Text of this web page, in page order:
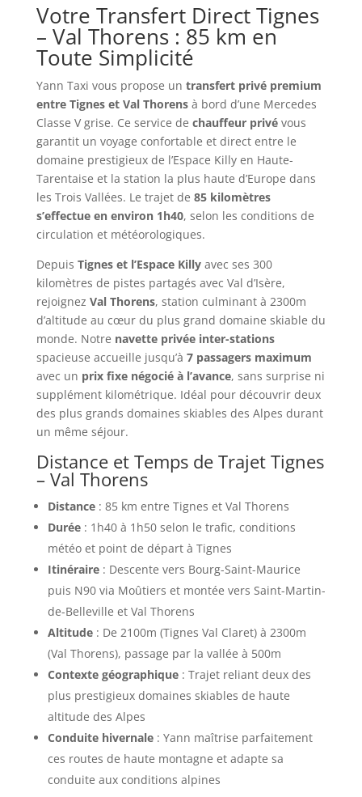
Votre Transfert Direct Tignes
– Val Thorens : 85 km en
Toute Simplicité
Yann Taxi vous propose un transfert privé premium
entre Tignes et Val Thorensà bord d’une Mercedes
Classe V grise. Ce service de chauffeur privévous
garantit un voyage confortable et direct entre le
domaine prestigieux de l’Espace Killy en Haute-
Tarentaise et la station la plus haute d’Europe dans
les Trois Vallées. Le trajet de 85 kilomètres
s’effectue en environ 1h40, selon les conditions de
circulation et météorologiques.
Depuis Tignes et l’Espace Killyavec ses 300
kilomètres de pistes partagés avec Val d’Isère,
rejoignez Val Thorens, station culminant à 2300m
d’altitude au cœur du plus grand domaine skiable du
monde. Notre navette privée inter-stations
spacieuse accueille jusqu’à 7 passagers maximum
avec un prix fixe négocié à l’avance, sans surprise ni
supplément kilométrique. Idéal pour découvrir deux
des plus grands domaines skiables des Alpes durant
un même séjour.
Distance et Temps de Trajet Tignes
– Val Thorens
Distance: 85 km entre Tignes et Val Thorens
Durée: 1h40 à 1h50 selon le trafic, conditions
météo et point de départ à Tignes
Itinéraire: Descente vers Bourg-Saint-Maurice
puis N90 via Moûtiers et montée vers Saint-Martin-
de-Belleville et Val Thorens
Altitude: De 2100m (Tignes Val Claret) à 2300m
(Val Thorens), passage par la vallée à 500m
Contexte géographique: Trajet reliant deux des
plus prestigieux domaines skiables de haute
altitude des Alpes
Conduite hivernale: Yann maîtrise parfaitement
ces routes de haute montagne et adapte sa
conduite aux conditions alpines